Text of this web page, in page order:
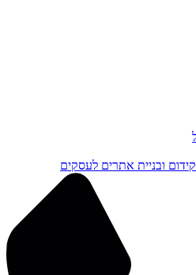
קידום ובניית אתרים לעסקים